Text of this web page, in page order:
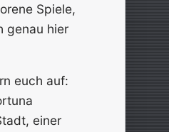
Spiele,
genau hier
euch auf:
einer